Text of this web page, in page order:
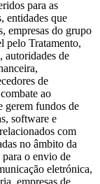
para as
entidades que
empresas do grupo
pelo Tratamento,
autoridades de
de
ao
gerem fundos de
software e
com
no âmbito da
o envio de
eletrónica,
empresas de